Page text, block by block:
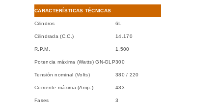
CARACTERÍSTICAS TÉCNICAS
Cilindros 6L
Cilindrada (C.C.) 14.170
R.P.M. 1.500
Potencia máxima (Watts) GN-GLP300
Tensión nominal (Volts) 380 / 220
Corriente máxima (Amp.) 433
Fases 3